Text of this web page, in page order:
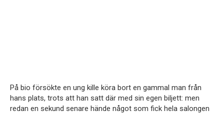
På bio försökte en ung kille köra bort en gammal man från
hans plats, trots att han satt där med sin egen biljett: men
redan en sekund senare hände något som fick hela salongen